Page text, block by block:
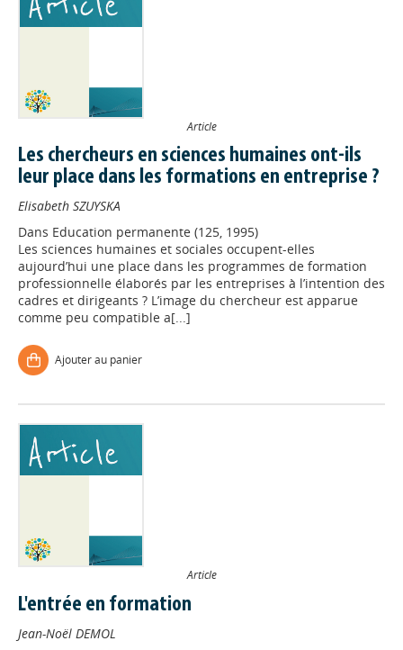
Article
Les chercheurs en sciences humaines ont-ils
leur place dans les formations en entreprise ?
Elisabeth SZUYSKA
Dans Education permanente (125, 1995)
Les sciences humaines et sociales occupent-elles
aujourd’hui une place dans les programmes de formation
professionnelle élaborés par les entreprises à l’intention des
cadres et dirigeants ? L’image du chercheur est apparue
comme peu compatible a[...]
Ajouter au panier
Article
L'entrée en formation
Jean-Noël DEMOL